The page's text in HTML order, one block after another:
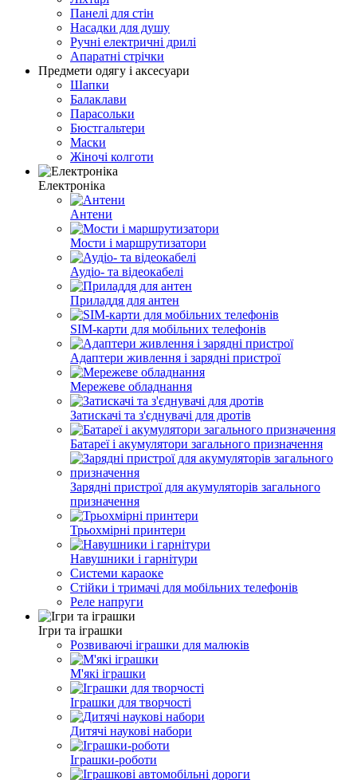
Панелі для стін
Насадки для душу
Ручні електричні дрилі
Апаратні стрічки
Предмети одягу і аксесуари
Шапки
Балаклави
Парасольки
Бюстгальтери
Маски
Жіночі колготи
Електроніка
Антени
Мости і маршрутизатори
Аудіо- та відеокабелі
Приладдя для антен
SIM-карти для мобільних телефонів
Адаптери живлення і зарядні пристрої
Мережеве обладнання
Затискачі та з'єднувачі для дротів
Батареї і акумулятори загального призначення
Зарядні пристрої для акумуляторів загального
призначення
Трьохмірні принтери
Навушники і гарнітури
Системи караоке
Стійки і тримачі для мобільних телефонів
Реле напруги
Ігри та іграшки
Розвиваючі іграшки для малюків
М'які іграшки
Іграшки для творчості
Дитячі наукові набори
Іграшки-роботи